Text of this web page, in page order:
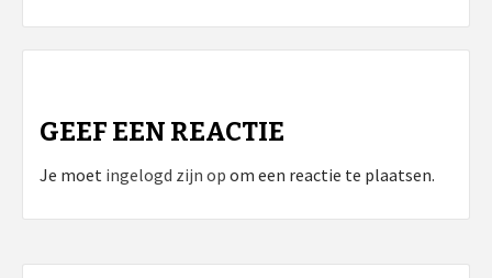
GEEF EEN REACTIE
Je moet ingelogd zijn op om een reactie te plaatsen.